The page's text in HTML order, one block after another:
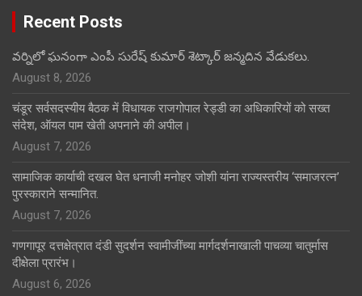
Recent Posts
వర్నిలో ఘనంగా ఎంపీ సురేష్ కుమార్ శెట్కార్ జన్మదిన వేడుకలు.
August 8, 2026
चंडूर सर्वसदस्यीय बैठक में विधायक राजगोपाल रेड्डी का अधिकारियों को सख्त
संदेश, ऑयल पाम खेती अपनाने की अपील।
August 7, 2026
सामाजिक कार्याची दखल घेत धनाजी मनोहर जोशी यांना राज्यस्तरीय ‘समाजरत्न’
पुरस्काराने सन्मानित.
August 7, 2026
गणगापूर दत्तक्षेत्रात दंडी सुदर्शन स्वामीजींच्या मार्गदर्शनाखाली पाचव्या चातुर्मास
दीक्षेला प्रारंभ।
August 6, 2026